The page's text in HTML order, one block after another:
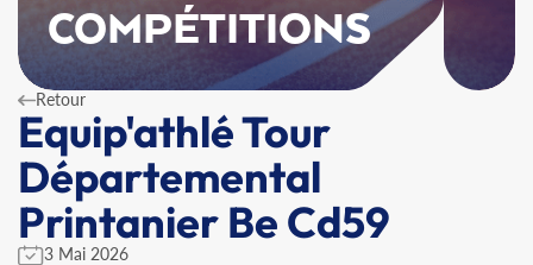
COMPÉTITIONS
Retour
Equip'athlé Tour
Départemental
Printanier Be Cd59
3 Mai 2026